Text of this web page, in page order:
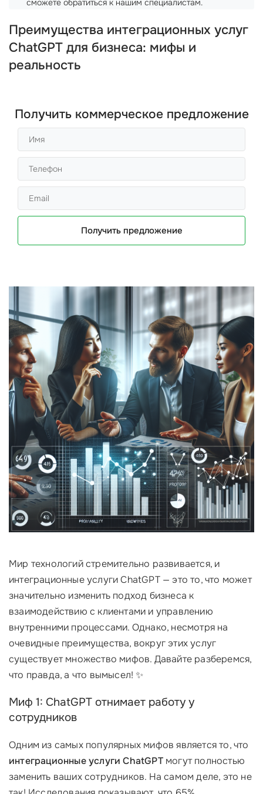
сможете обратиться к нашим специалистам.
Преимущества интеграционных услуг
ChatGPT для бизнеса: мифы и
реальность
Получить коммерческое предложение
Получить предложение
Мир технологий стремительно развивается, и
интеграционные услуги ChatGPT — это то, что может
значительно изменить подход бизнеса к
взаимодействию с клиентами и управлению
внутренними процессами. Однако, несмотря на
очевидные преимущества, вокруг этих услуг
существует множество мифов. Давайте разберемся,
что правда, а что вымысел! ✨
Миф 1: ChatGPT отнимает работу у
сотрудников
Одним из самых популярных мифов является то, что
интеграционные услуги ChatGPTмогут полностью
заменить ваших сотрудников. На самом деле, это не